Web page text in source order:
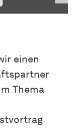
einen
Thema